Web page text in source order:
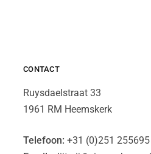
CONTACT
Ruysdaelstraat 33
1961 RM Heemskerk
Telefoon: +31 (0)251 255695